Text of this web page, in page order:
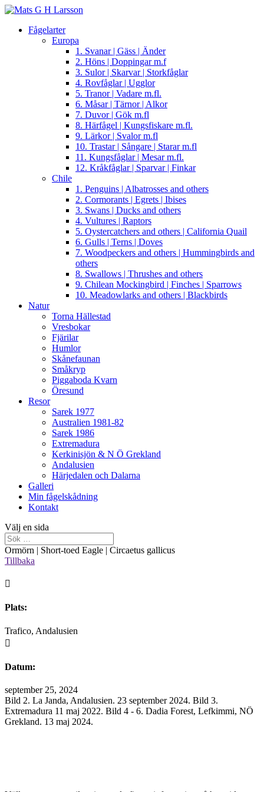
Fågelarter
Europa
1. Svanar | Gäss | Änder
2. Höns | Doppingar m.f
3. Sulor | Skarvar | Storkfåglar
4. Rovfåglar | Ugglor
5. Tranor | Vadare m.fl.
6. Måsar | Tärnor | Alkor
7. Duvor | Gök m.fl
8. Härfågel | Kungsfiskare m.fl.
9. Lärkor | Svalor m.fl
10. Trastar | Sångare | Starar m.fl
11. Kungsfåglar | Mesar m.fl.
12. Kråkfåglar | Sparvar | Finkar
Chile
1. Penguins | Albatrosses and others
2. Cormorants | Egrets | Ibises
3. Swans | Ducks and others
4. Vultures | Raptors
5. Oystercatchers and others | California Quail
6. Gulls | Terns | Doves
7. Woodpeckers and others | Hummingbirds and
others
8. Swallows | Thrushes and others
9. Chilean Mockingbird | Finches | Sparrows
10. Meadowlarks and others | Blackbirds
Natur
Torna Hällestad
Vresbokar
Fjärilar
Humlor
Skånefaunan
Småkryp
Piggaboda Kvarn
Öresund
Resor
Sarek 1977
Australien 1981-82
Sarek 1986
Extremadura
Kerkinisjön & N Ö Grekland
Andalusien
Härjedalen och Dalarna
Galleri
Min fågelskådning
Kontakt
Välj en sida
Ormörn | Short-toed Eagle | Circaetus gallicus
Tillbaka

Plats:
Trafico, Andalusien

Datum:
september 25, 2024
Bild 2. La Janda, Andalusien. 23 september 2024. Bild 3.
Extremadura 11 maj 2022. Bild 4 - 6. Dadia Forest, Lefkimmi, NÖ
Grekland. 13 maj 2024.